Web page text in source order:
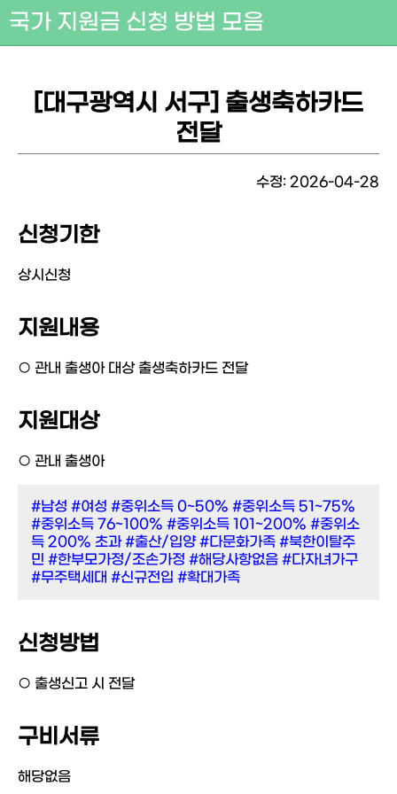
국가 지원금 신청 방법 모음
[대구광역시 서구] 출생축하카드
전달
수정: 2026-04-28
신청기한
상시신청
지원내용
○ 관내 출생아 대상 출생축하카드 전달
지원대상
○ 관내 출생아
#남성 #여성 #중위소득 0~50% #중위소득 51~75%
#중위소득 76~100% #중위소득 101~200% #중위소
득 200% 초과 #출산/입양 #다문화가족 #북한이탈주
민 #한부모가정/조손가정 #해당사항없음 #다자녀가구
#무주택세대 #신규전입 #확대가족
신청방법
○ 출생신고 시 전달
구비서류
해당없음